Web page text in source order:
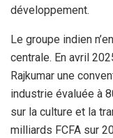
développement.
Le groupe indien
centrale. En avril
Rajkumar une
industrie évaluée à
sur la culture et la
milliards FCFA sur